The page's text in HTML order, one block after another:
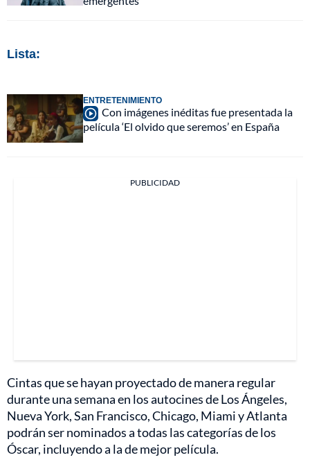
Lista:
ENTRETENIMIENTO
Con imágenes inéditas fue presentada la
película ‘El olvido que seremos’ en España
PUBLICIDAD
Cintas que se hayan proyectado de manera regular
durante una semana en los autocines de Los Ángeles,
Nueva York, San Francisco, Chicago, Miami y Atlanta
podrán ser nominados a todas las categorías de los
Óscar, incluyendo a la de mejor película.